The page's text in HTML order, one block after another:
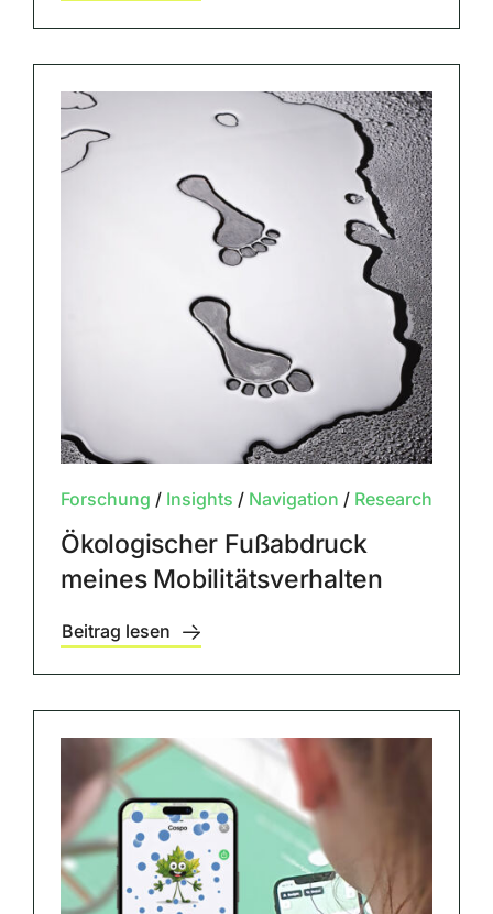
Forschung / Insights / Navigation / Research
Ökologischer Fußabdruck
meines Mobilitätsverhalten
Beitrag lesen